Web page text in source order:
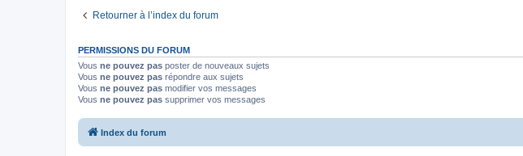
Retourner à l’index du forum
PERMISSIONS DU FORUM
Vous ne pouvez pas poster de nouveaux sujets
Vous ne pouvez pas répondre aux sujets
Vous ne pouvez pas modifier vos messages
Vous ne pouvez pas supprimer vos messages
Index du forum